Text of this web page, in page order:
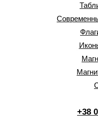
+38